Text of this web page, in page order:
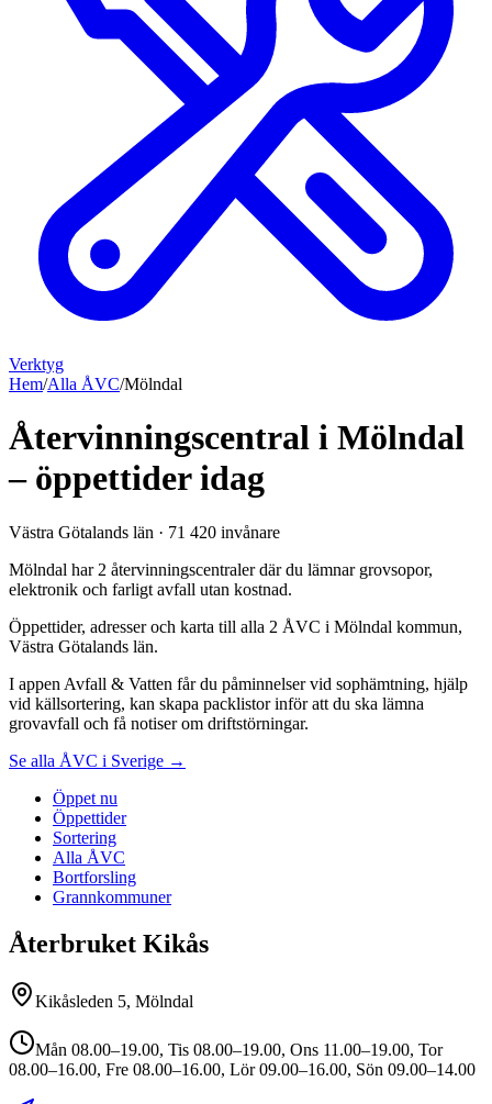
Verktyg
Hem/Alla ÅVC/Mölndal
Återvinningscentral i Mölndal
– öppettider idag
Västra Götalands län · 71 420 invånare
Mölndal har 2 återvinningscentraler där du lämnar grovsopor,
elektronik och farligt avfall utan kostnad.
Öppettider, adresser och karta till alla 2 ÅVC i Mölndal kommun,
Västra Götalands län.
I appen Avfall & Vatten får du påminnelser vid sophämtning, hjälp
vid källsortering, kan skapa packlistor inför att du ska lämna
grovavfall och få notiser om driftstörningar.
Se alla ÅVC i Sverige →
Öppet nu
Öppettider
Sortering
Alla ÅVC
Bortforsling
Grannkommuner
Återbruket Kikås
Kikåsleden 5, Mölndal
Mån 08.00–19.00, Tis 08.00–19.00, Ons 11.00–19.00, Tor
08.00–16.00, Fre 08.00–16.00, Lör 09.00–16.00, Sön 09.00–14.00